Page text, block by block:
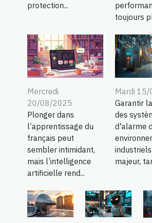
protection...
toujours
Mercredi
20/08/2025
Plonger dans
l’apprentissage du
français peut
sembler intimidant,
mais l’intelligence
artificielle rend...
Mardi
Garantir
des
d'alarme
majeur,